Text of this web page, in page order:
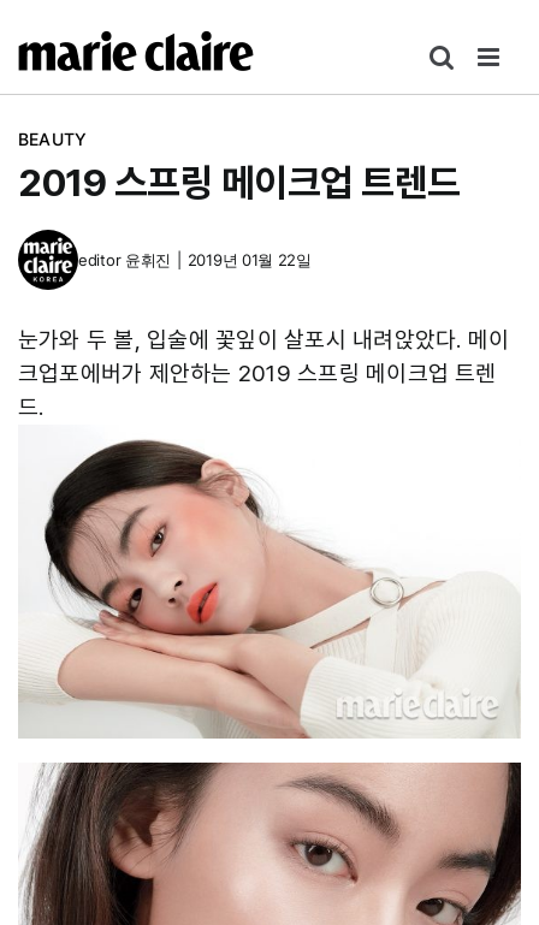
텐
BEAUTY
2019 스프링 메이크업 트렌드
editor 윤휘진 2019년 01월 22일
눈가와 두 볼, 입술에 꽃잎이 살포시 내려앉았다. 메이
크업포에버가 제안하는 2019 스프링 메이크업 트렌
드.